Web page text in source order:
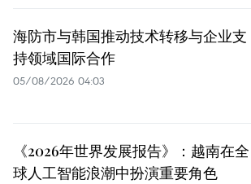
海防市与韩国推动技术转移与企业支
持领域国际合作
05/08/2026 04:03
《2026年世界发展报告》：越南在全
球人工智能浪潮中扮演重要角色